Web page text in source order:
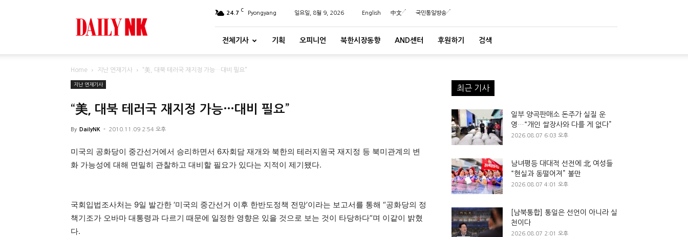
24.7 C Pyongyang 일요일, 8월 9, 2026 English 中文 국민통일방송
전체기사 기획 오피니언 북한시장동향 AND센터 후원하기 검색
Home 지난 연재기사 “美, 대북 테러국 재지정 가능…대비 필요”
지난 연재기사
“美, 대북 테러국 재지정 가능…대비 필요”
By DailyNK - 2010.11.09 2:54 오후
미국의 공화당이 중간선거에서 승리하면서 6자회담 재개와 북한의 테러지원국 재지정 등 북미관계의 변
화 가능성에 대해 면밀히 관찰하고 대비할 필요가 있다는 지적이 제기됐다.
국회입법조사처는 9일 발간한 ‘미국의 중간선거 이후 한반도정책 전망’이라는 보고서를 통해 “공화당의 정
책기조가 오바마 대통령과 다르기 때문에 일정한 영향은 있을 것으로 보는 것이 타당하다”며 이같이 밝혔
다.
최근 기사
일부 양곡판매소 돈주가 실질 운
영…“개인 쌀장사와 다를 게 없다”
2026.08.07 6:03 오후
남녀평등 대대적 선전에 北 여성들
“현실과 동떨어져” 불만
2026.08.07 4:01 오후
[남북통합] 통일은 선언이 아니라 실
천이다
2026.08.07 2:01 오후